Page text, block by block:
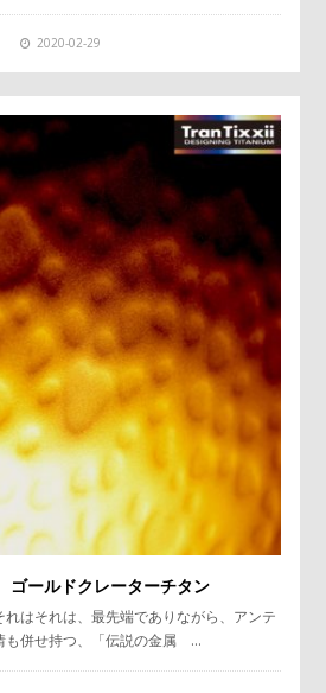
2020-02-29
ールドクレーターチタン
はそれは、最先端でありながら、アンテ
も併せ持つ、「伝説の金属 …